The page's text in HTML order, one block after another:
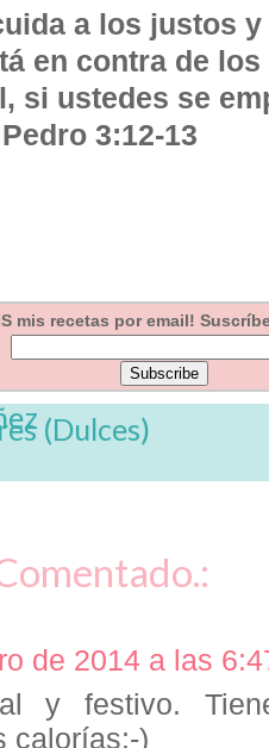
a los justos
en contra de
si ustedes se
3:12-13
mis recetas por email!
(Dulces)
de 2014 a las
y festivo.
calorías:-)